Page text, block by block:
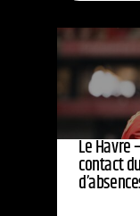
Le Havre
contact